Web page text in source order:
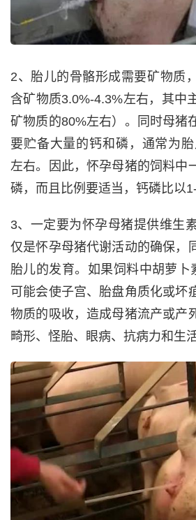
2、胎儿的骨骼形成需要矿物质
含矿物质3.0%-4.3%左右，其中
矿物质的80%左右）。同时母猪
要贮备大量的钙和磷，通常为
左右。因此，怀孕母猪的饲料中
磷，而且比例要适当，钙磷比以
3、一定要为怀孕母猪提供维生
仅是怀孕母猪代谢活动的确保，
胎儿的发育。如果饲料中胡萝卜
可能会使子宫、胎盘角质化或坏
物质的吸收，造成母猪流产或产
畸形、怪胎、眼病、抗病力和生